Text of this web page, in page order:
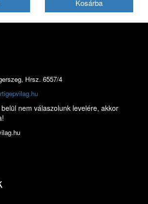
Hrsz. 6557/4
nem válaszolunk levelére, akkor